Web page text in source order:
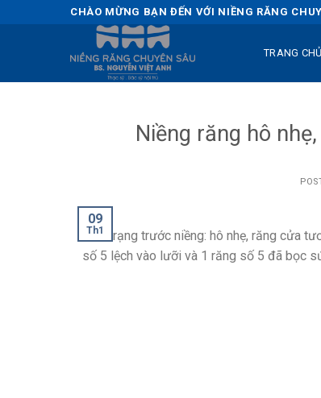
to
CHÀO MỪNG BẠN ĐẾN VỚI NIỀNG RĂNG
TRANG CHỦ
Niềng răng hô
09
Th1
Tình trạng trước niềng: hô nhẹ, răng cửa
số 5 lệch vào lưỡi và 1 răng số 5 đã bọc